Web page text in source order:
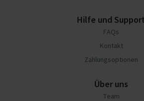
Hilfe und
FAQs
Kontakt
Zahlungsoptionen
Über uns
Team